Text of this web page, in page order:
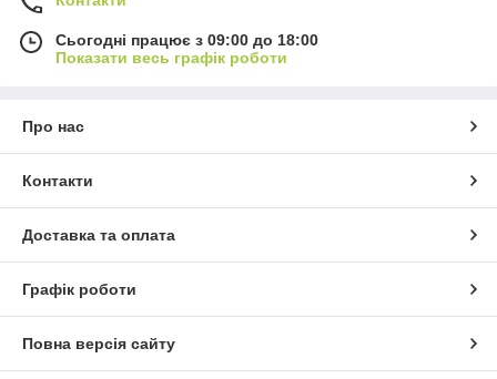
Сьогодні працює з 09:00 до 18:00
Показати весь графік роботи
Про нас
Контакти
Доставка та оплата
Графік роботи
Повна версія сайту